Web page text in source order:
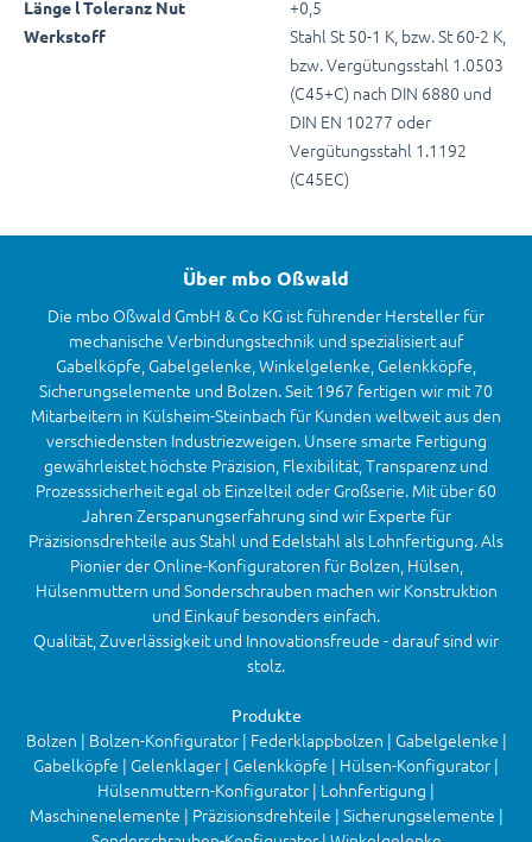
Länge l Toleranz Nut +0,5
Werkstoff
Stahl St 50-1 K, bzw. St 60-2 K,
bzw. Vergütungsstahl 1.0503
(C45+C) nach DIN 6880 und
DIN EN 10277 oder
Vergütungsstahl 1.1192
(C45EC)
Über mbo Oßwald
Die mbo Oßwald GmbH & Co KG ist führender Hersteller für
mechanische Verbindungstechnik und spezialisiert auf
Gabelköpfe, Gabelgelenke, Winkelgelenke, Gelenkköpfe,
Sicherungselemente und Bolzen. Seit 1967 fertigen wir mit 70
Mitarbeitern in Külsheim-Steinbach für Kunden weltweit aus den
verschiedensten Industriezweigen. Unsere smarte Fertigung
gewährleistet höchste Präzision, Flexibilität, Transparenz und
Prozesssicherheit egal ob Einzelteil oder Großserie. Mit über 60
Jahren Zerspanungserfahrung sind wir Experte für
Präzisionsdrehteile aus Stahl und Edelstahl als Lohnfertigung. Als
Pionier der Online-Konfiguratoren für Bolzen, Hülsen,
Hülsenmuttern und Sonderschrauben machen wir Konstruktion
und Einkauf besonders einfach.
Qualität, Zuverlässigkeit und Innovationsfreude - darauf sind wir
stolz.
Produkte
Bolzen | Bolzen-Konfigurator | Federklappbolzen | Gabelgelenke |
Gabelköpfe | Gelenklager | Gelenkköpfe | Hülsen-Konfigurator |
Hülsenmuttern-Konfigurator | Lohnfertigung |
Maschinenelemente | Präzisionsdrehteile | Sicherungselemente |